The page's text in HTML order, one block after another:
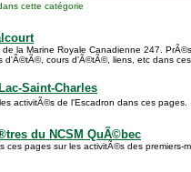
cette catégorie
de la Marine Royale Canadienne 247.
d'Ã©tÃ©, cours d'Ã©tÃ©, liens, etc dans
Saint-Charles
activitÃ©s de l'Escadron dans ces pages.
du NCSM QuÃ©bec
ces pages sur les activitÃ©s des premiers-